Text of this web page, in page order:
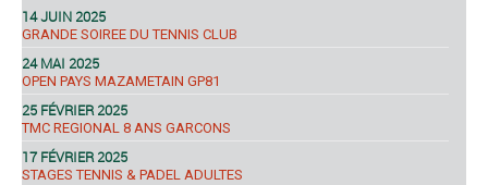
14 JUIN 2025
GRANDE SOIREE DU TENNIS CLUB
24 MAI 2025
OPEN PAYS MAZAMETAIN GP81
25 FÉVRIER 2025
TMC REGIONAL 8 ANS GARCONS
17 FÉVRIER 2025
STAGES TENNIS & PADEL ADULTES